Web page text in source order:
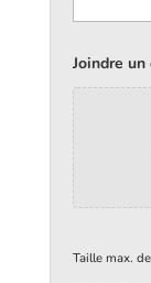
Joindre
Taille max.